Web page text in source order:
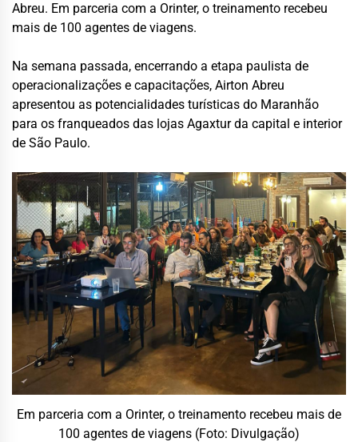
Abreu. Em parceria com a Orinter, o treinamento recebeu
mais de 100 agentes de viagens.
Na semana passada, encerrando a etapa paulista de
operacionalizações e capacitações, Airton Abreu
apresentou as potencialidades turísticas do Maranhão
para os franqueados das lojas Agaxtur da capital e interior
de São Paulo.
Em parceria com a Orinter, o treinamento recebeu mais de
100 agentes de viagens (Foto: Divulgação)